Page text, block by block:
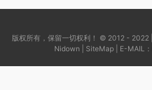
版权所有，保留一切权利！ © 2012 - 2022 |
Nidown
SiteMap | E-MAIL：